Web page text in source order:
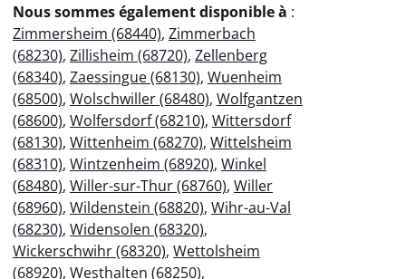
Nous sommes également disponible à :
Zimmersheim (68440), Zimmerbach
(68230), Zillisheim (68720), Zellenberg
(68340), Zaessingue (68130), Wuenheim
(68500), Wolschwiller (68480), Wolfgantzen
(68600), Wolfersdorf (68210), Wittersdorf
(68130), Wittenheim (68270), Wittelsheim
(68310), Wintzenheim (68920), Winkel
(68480), Willer-sur-Thur (68760), Willer
(68960), Wildenstein (68820), Wihr-au-Val
(68230), Widensolen (68320),
Wickerschwihr (68320), Wettolsheim
(68920), Westhalten (68250),